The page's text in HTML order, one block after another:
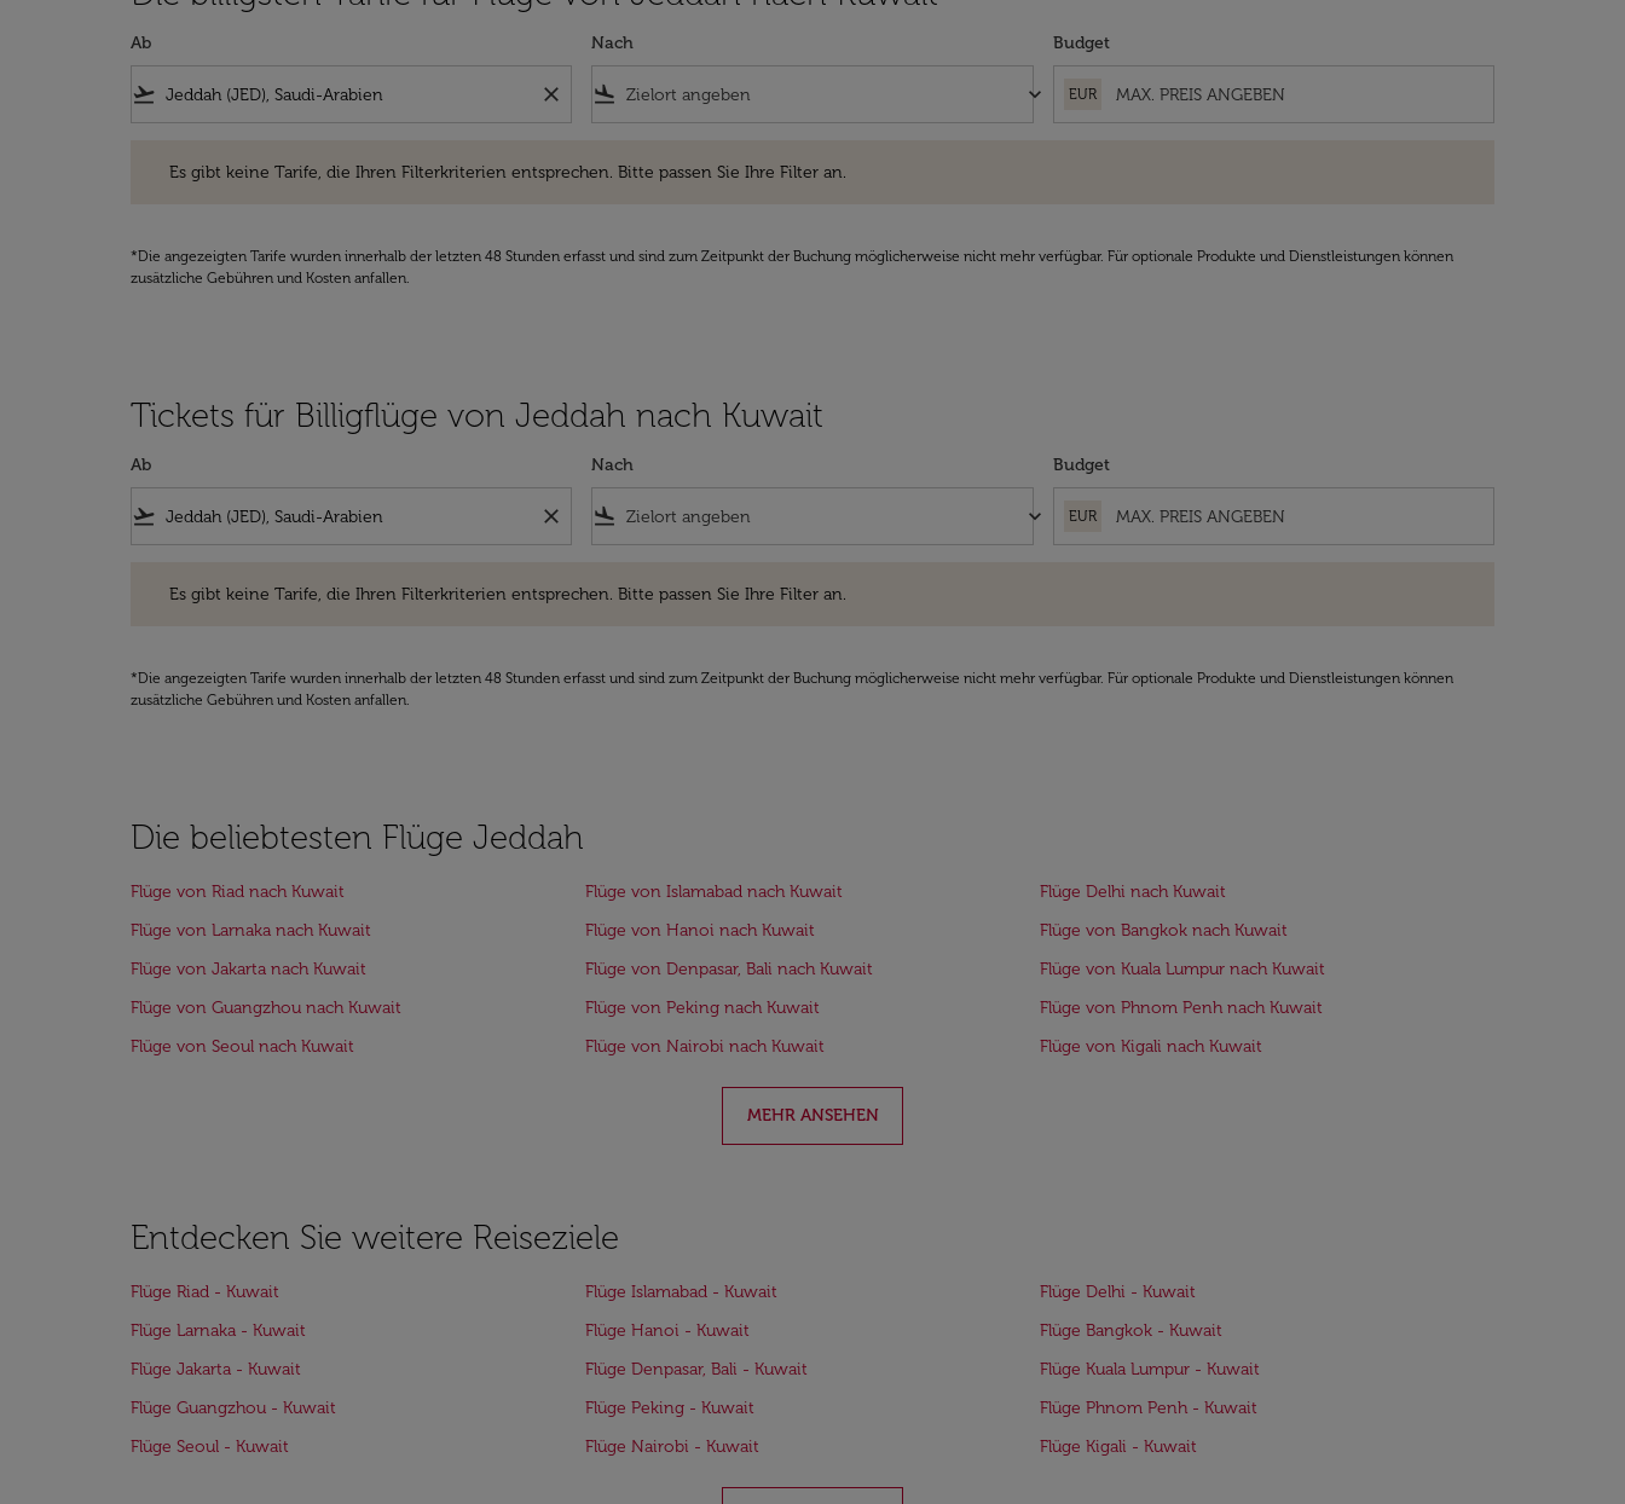
Ab
flight_takeoff close
Nach
flight_land keyboard_arrow_down
Budget
EUR
Es gibt keine Tarife, die Ihren Filterkriterien entsprechen. Bitte passen Sie Ihre Filter an.
*Die angezeigten Tarife wurden innerhalb der letzten 48 Stunden erfasst und sind zum Zeitpunkt der Buchung möglicherweise nicht mehr verfügbar. Für optionale Produkte und Dienstleistungen können
zusätzliche Gebühren und Kosten anfallen.
Tickets für Billigflüge von Jeddah nach Kuwait
Ab
flight_takeoff close
Nach
flight_land keyboard_arrow_down
Budget
EUR
Es gibt keine Tarife, die Ihren Filterkriterien entsprechen. Bitte passen Sie Ihre Filter an.
*Die angezeigten Tarife wurden innerhalb der letzten 48 Stunden erfasst und sind zum Zeitpunkt der Buchung möglicherweise nicht mehr verfügbar. Für optionale Produkte und Dienstleistungen können
zusätzliche Gebühren und Kosten anfallen.
Die beliebtesten Flüge Jeddah
Flüge von Riad nach Kuwait Flüge von Islamabad nach Kuwait
Flüge Delhi nach Kuwait
Flüge von Larnaka nach Kuwait
Flüge von Hanoi nach Kuwait
Flüge von Bangkok nach Kuwait
Flüge von Jakarta nach Kuwait
Flüge von Denpasar, Bali nach Kuwait
Flüge von Kuala Lumpur nach Kuwait
Flüge von Guangzhou nach Kuwait
Flüge von Peking nach Kuwait
Flüge von Phnom Penh nach Kuwait
Flüge von Seoul nach Kuwait
Flüge von Nairobi nach Kuwait Flüge von Kigali nach Kuwait
MEHR ANSEHEN
Entdecken Sie weitere Reiseziele
Flüge Riad - Kuwait Flüge Islamabad - Kuwait
Flüge Delhi - Kuwait
Flüge Larnaka - Kuwait
Flüge Hanoi - Kuwait
Flüge Bangkok - Kuwait
Flüge Jakarta - Kuwait
Flüge Denpasar, Bali - Kuwait
Flüge Kuala Lumpur - Kuwait
Flüge Guangzhou - Kuwait
Flüge Peking - Kuwait
Flüge Phnom Penh - Kuwait
Flüge Seoul - Kuwait
Flüge Nairobi - Kuwait Flüge Kigali - Kuwait